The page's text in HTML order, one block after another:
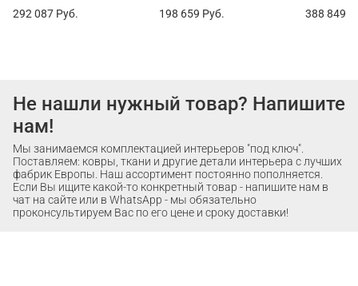
292 087 Руб.
198 659 Руб.
388 849
Не нашли нужный товар? Напишите
нам!
Мы занимаемся комплектацией интерьеров "под ключ".
Поставляем: ковры, ткани и другие детали интерьера с лучших
фабрик Европы. Наш ассортимент постоянно пополняется.
Если Вы ищите какой-то конкретный товар - напишите нам в
чат на сайте или в WhatsApp - мы обязательно
проконсультируем Вас по его цене и сроку доставки!